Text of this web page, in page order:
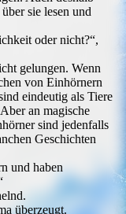
sie lesen und
oder nicht?“,
gelungen. Wenn
von Einhörnern
eindeutig als Tiere
an magische
sind jedenfalls
Geschichten
und haben
überzeugt.